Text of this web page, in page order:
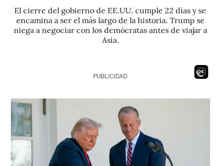
El cierre del gobierno de EE.UU. cumple 22 días y se
encamina a ser el más largo de la historia. Trump se
niega a negociar con los demócratas antes de viajar a
Asia.
22
PUBLICIDAD